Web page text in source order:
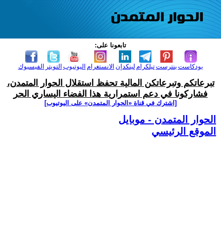
تابعونا على:
الفيسبوك التويتر اليوتيوب الانستغرام لينكدإن تيلكرامبنترست بودكاست
تبرعاتكم وتبرعاتكن المالية تحفظ استقلال الحوار المتمدن،
فشاركونا في دعم استمرارية هذا الفضاء اليساري الحر
[اشترك في قناة ‫«الحوار المتمدن» على اليوتيوب]
الحوار المتمدن - موبايل
الموقع الرئيسي